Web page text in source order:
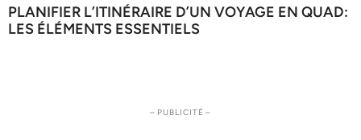
PLANIFIER L’ITINÉRAIRE D’UN VOYAGE EN QUAD:
LES ÉLÉMENTS ESSENTIELS
– PUBLICITÉ –